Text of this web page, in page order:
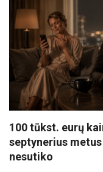
100 tūkst. eurų
septynerius
nesutiko